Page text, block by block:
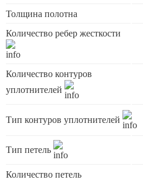
Толщина полотна
Количество ребер жесткости
Количество контуров
уплотнителей
Тип контуров уплотнителей
Тип петель
Количество петель